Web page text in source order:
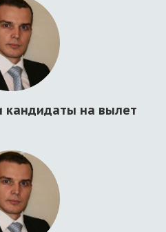
кандидаты на вылет